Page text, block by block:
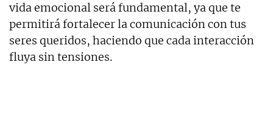
vida emocional será fundamental, ya que te
permitirá fortalecer la comunicación con tus
seres queridos, haciendo que cada interacción
fluya sin tensiones.